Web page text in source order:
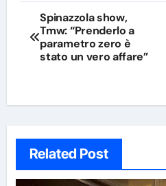
Navigazione
articoli
Spinazzola show,
Tmw: “Prenderlo a
parametro zero è
stato un vero affare”
Related Post